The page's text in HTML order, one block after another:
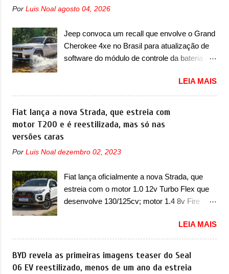
Basicamente sendo o hatch do SUV, o A05
vinculado ao SUV. Na dianteira, ele possui
faróis com um desenho mais retangular, com
um pequeno prolongamento para as laterais.
Nesse ano também era lançada a nova
anos ganhava uma nova geração feita do
zero, apelidada de "Bolinha" por suas formas
arredondadas. Além do Gol, outro
Era o Pointer, versão hatchback do Logus
que chegava depois de um ano de atraso. A
invasão de 1994 foi marcava pelos
franceses, alemães, japoneses e coreanos
nosso mercado. Os importados que mais se
Renault R19 que vinha em 3 versões de
carroceria, sendo duas do hatch e o sedan, a
famosa Kia Besta, o Vol...
Por Luis Noal agosto 04, 2026
Jeep convoca um recall que envolve o Grand
Cherokee 4xe no Brasil para atualização de
software do módulo de controle da bateria e
Jeep convocou no dia 10 de outubro de 2025
um chamado que envolve os proprietários do
Grand Cherokee 4xe, em sua versão única
Limited, com unidades de ano/modelo 2023 e
concessionária mais próxima para a solução
uma atualização do software do módulo de
controle da bateria (AHCP e HCP). Para
alguns veículos envolvidos, também, será
substituição do motor do ventilador HVAC
(aquecimento, ventilação e ar-condicionado).
A marca também confirmou que “foi
identificada a possibilidade de uma
LEIA MAIS
Fiat lança a nova Strada, que estreia com
motor T200 e é reestilizada, mas só nas
versões caras
Por Luis Noal dezembro 02, 2023
Fiat lança oficialmente a nova Strada, que
estreia com o motor 1.0 12v Turbo Flex que
desenvolve 130/125cv; motor 1.4 8v Fire
oficialmente a nova Strada, que aparece com
mudanças visuais e com uma nova opção de
motor. Depois da picape compacta receber o
câmbio automático CVT no ano passado, a
LEIA MAIS
BYD revela as primeiras imagens teaser do Seal
06 EV reestilizado, menos de um ano da estreia